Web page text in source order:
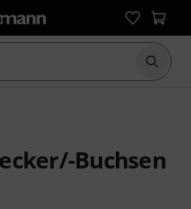
Suche
Buchsen